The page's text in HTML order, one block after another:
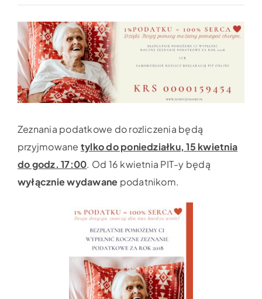
Jak możesz nam pomóc?
Kontakt
Pokaż
większy
obrazek
Zeznania podatkowe do rozliczenia będą
przyjmowane tylko do poniedziałku, 15 kwietnia
do godz. 17:00. Od 16 kwietnia PIT-y będą
wyłącznie wydawane podatnikom.